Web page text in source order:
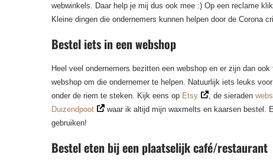
webwinkels. Daar help je mij dus ook mee :) Op een reclame
Kleine dingen die ondernemers kunnen helpen door de Corona
Bestel iets in een webshop
Heel veel ondernemers bezitten een webshop en er zijn dan
webshop om die ondernemer te helpen. Natuurlijk iets leuks
onder de riem te steken. Kijk eens op Etsy , de sieraden
Duizendpoot
waar ik altijd mijn waxmelts en kaarsen bestel.
gebruiken!
Bestel eten bij een plaatselijk café/restaurant